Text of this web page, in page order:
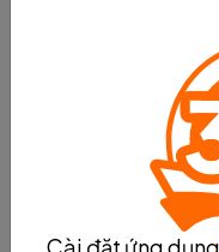
- Đôi khi việc kết hợp
gây ra sự mất mát
Với những ưu điểm
chia để trị vẫn là một
trị cần tìm và được
trình và thuật toán.